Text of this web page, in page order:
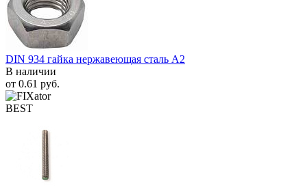
DIN 934 гайка нержавеющая сталь A2
В наличии
от 0.61 руб.
BEST